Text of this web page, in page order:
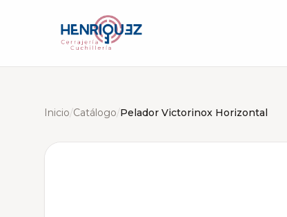
Inicio/Catálogo/Pelador Victorinox Horizontal